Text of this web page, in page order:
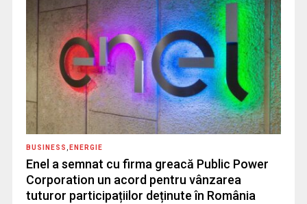
BUSINESS ENERGIE
Enel a semnat cu firma greacă Public Power
Corporation un acord pentru vânzarea
tuturor participațiilor deținute în România